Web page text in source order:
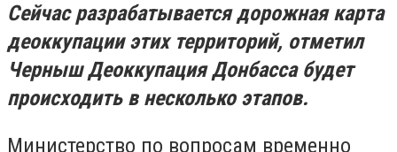
Сейчас разрабатывается дорожная карта
деоккупации этих территорий, отметил
ЧернышДеоккупация Донбасса будет
происходить в несколько этапов.
Министерство по вопросам временно